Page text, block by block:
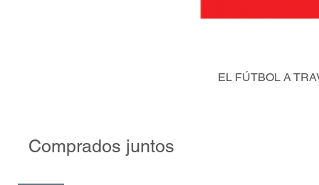
EL FÚTBOL A
Comprados juntos